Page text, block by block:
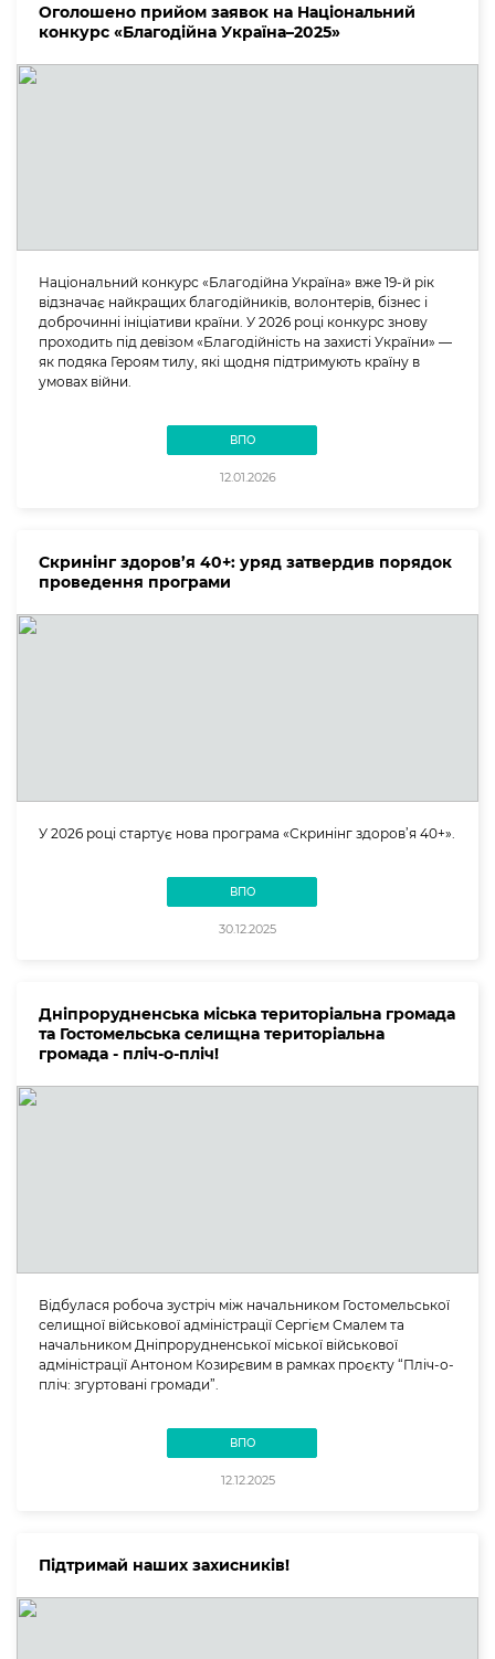
Оголошено прийом заявок на Національний
конкурс «Благодійна Україна–2025»
Національний конкурс «Благодійна Україна» вже 19-й рік
відзначає найкращих благодійників, волонтерів, бізнес і
доброчинні ініціативи країни. У 2026 році конкурс знову
проходить під девізом «Благодійність на захисті України» —
як подяка Героям тилу, які щодня підтримують країну в
умовах війни.
ВПО
12.01.2026
Скринінг здоров’я 40+: уряд затвердив порядок
проведення програми
У 2026 році стартує нова програма «Скринінг здоров’я 40+».
ВПО
30.12.2025
Дніпрорудненська міська територіальна громада
та Гостомельська селищна територіальна
громада - пліч-о-пліч!
Відбулася робоча зустріч між начальником Гостомельської
селищної військової адміністрації Сергієм Смалем та
начальником Дніпрорудненської міської військової
адміністрації Антоном Козирєвим в рамках проєкту “Пліч-о-
пліч: згуртовані громади”.
ВПО
12.12.2025
Підтримай наших захисників!